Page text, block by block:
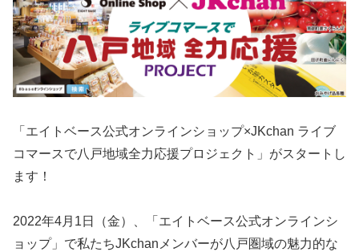
「エイトベース公式オンラインショップ×JKchan ライブ
コマースで八戸地域全力応援プロジェクト」がスタートし
ます！
2022年4月1日（金）、「エイトベース公式オンラインシ
ョップ」で私たちJKchanメンバーが八戸圏域の魅力的な